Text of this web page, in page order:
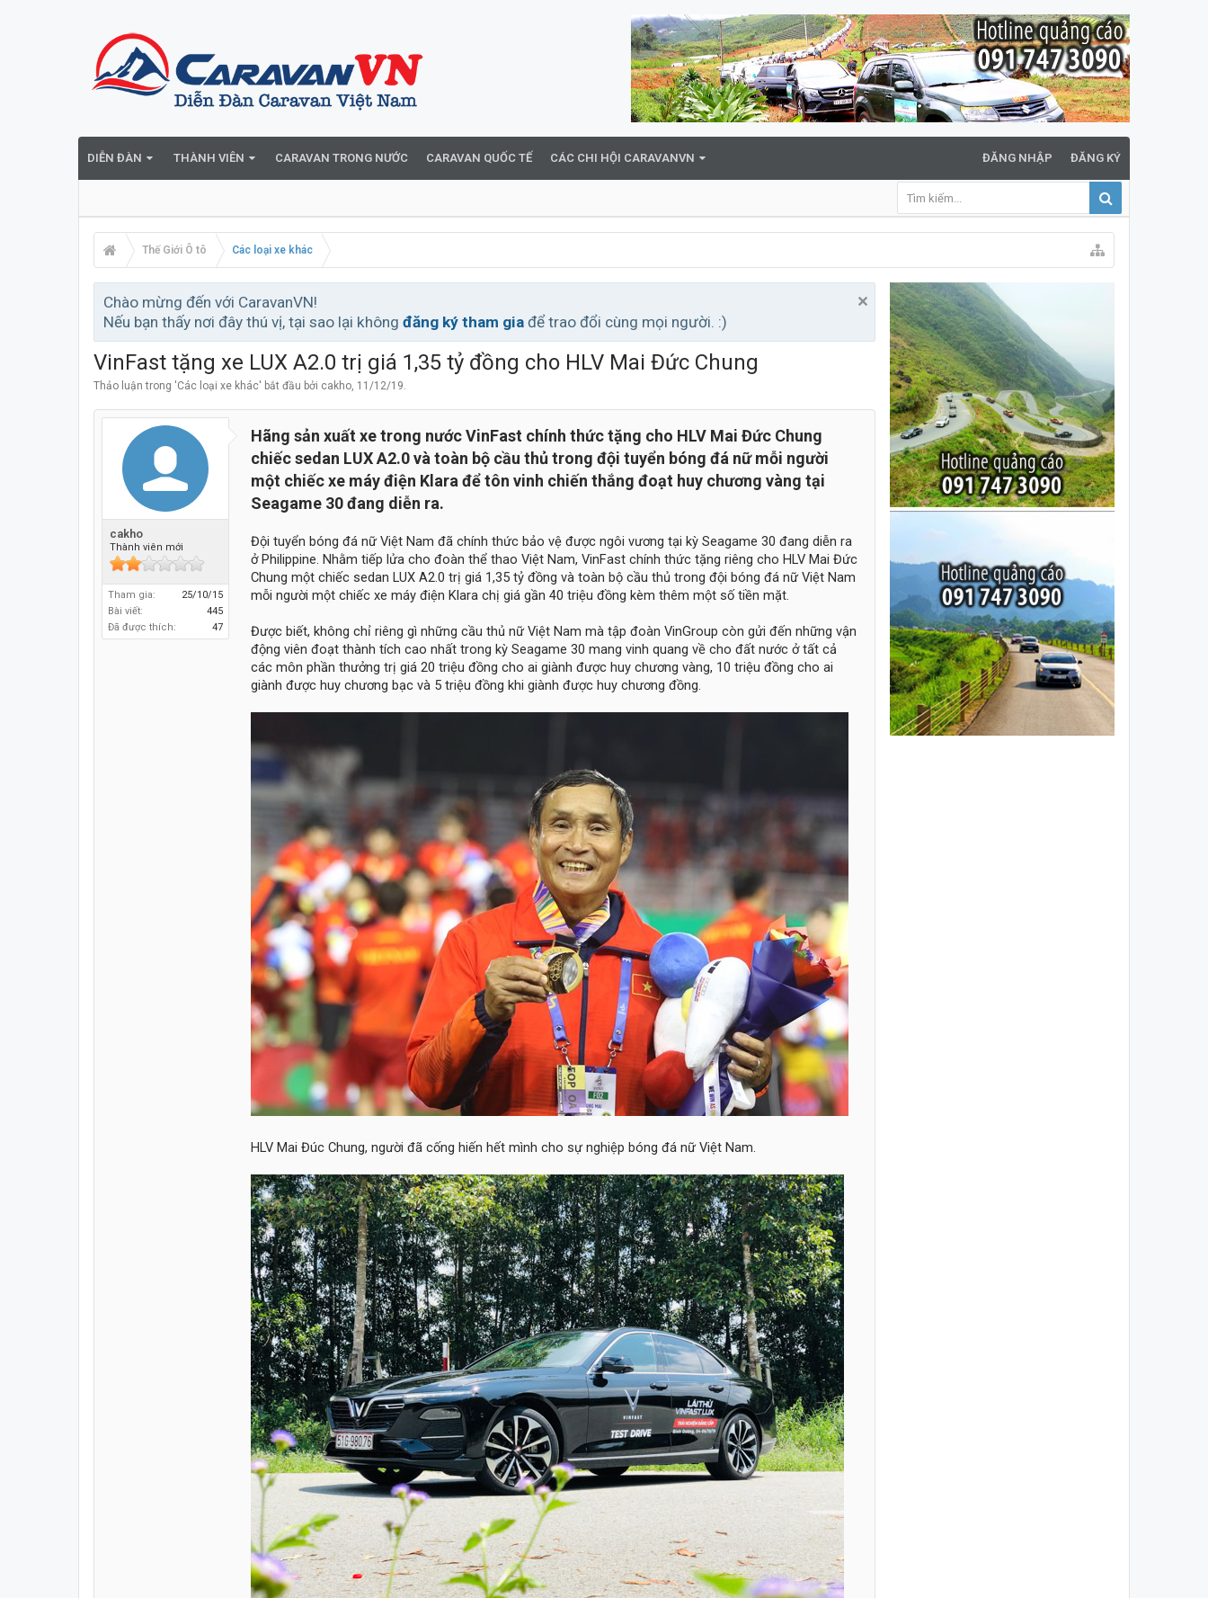
DIỄN ĐÀN THÀNH VIÊN CARAVAN TRONG NƯỚC CARAVAN QUỐC TẾ CÁC CHI HỘI CARAVANVN ĐĂNG NHẬP ĐĂNG KÝ
Thế Giới Ô tô Các loại xe khác
Chào mừng đến với CaravanVN!
Nếu bạn thấy nơi đây thú vị, tại sao lại không đăng ký tham gia để trao đổi cùng mọi người. :)
VinFast tặng xe LUX A2.0 trị giá 1,35 tỷ đồng cho HLV Mai Đức Chung
Thảo luận trong 'Các loại xe khác' bắt đầu bởi cakho, 11/12/19.
cakho
Thành viên mới
Tham gia:
25/10/15
Bài viết:
445
Đã được thích:
47
Hãng sản xuất xe trong nước VinFast chính thức tặng cho HLV Mai Đức Chung
chiếc sedan LUX A2.0 và toàn bộ cầu thủ trong đội tuyển bóng đá nữ mỗi người
một chiếc xe máy điện Klara để tôn vinh chiến thắng đoạt huy chương vàng tại
Seagame 30 đang diễn ra.
Đội tuyển bóng đá nữ Việt Nam đã chính thức bảo vệ được ngôi vương tại kỳ Seagame 30 đang diễn ra
ở Philippine. Nhằm tiếp lửa cho đoàn thể thao Việt Nam, VinFast chính thức tặng riêng cho HLV Mai Đức
Chung một chiếc sedan LUX A2.0 trị giá 1,35 tỷ đồng và toàn bộ cầu thủ trong đội bóng đá nữ Việt Nam
mỗi người một chiếc xe máy điện Klara chị giá gần 40 triệu đồng kèm thêm một số tiền mặt.
Được biết, không chỉ riêng gì những cầu thủ nữ Việt Nam mà tập đoàn VinGroup còn gửi đến những vận
động viên đoạt thành tích cao nhất trong kỳ Seagame 30 mang vinh quang về cho đất nước ở tất cả
các môn phần thưởng trị giá 20 triệu đồng cho ai giành được huy chương vàng, 10 triệu đồng cho ai
giành được huy chương bạc và 5 triệu đồng khi giành được huy chương đồng.
HLV Mai Đúc Chung, người đã cống hiến hết mình cho sự nghiệp bóng đá nữ Việt Nam.